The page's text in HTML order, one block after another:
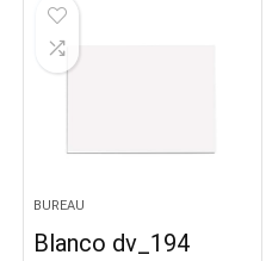
BUREAU
Blanco dv_194